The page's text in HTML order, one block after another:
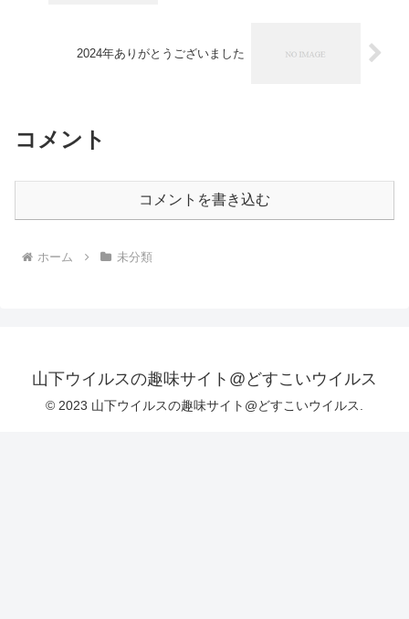
2024年ありがとうございました
コメント
コメントを書き込む
ホーム 未分類
山下ウイルスの趣味サイト@どすこいウイルス
© 2023 山下ウイルスの趣味サイト@どすこいウイルス.